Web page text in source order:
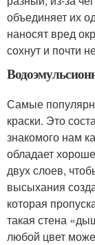
объединяет их
наносят вред
сохнут и почти
Самые
краски. Это
знакомого нам
обладает
двух слоев,
высыхания
которая
такая стена
любой цвет